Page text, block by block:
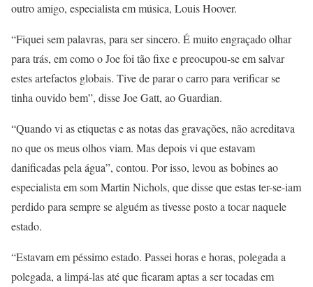
outro amigo, especialista em música, Louis Hoover.
“Fiquei sem palavras, para ser sincero. É muito engraçado olhar
para trás, em como o Joe foi tão fixe e preocupou-se em salvar
estes artefactos globais. Tive de parar o carro para verificar se
tinha ouvido bem”, disse Joe Gatt, ao Guardian.
“Quando vi as etiquetas e as notas das gravações, não acreditava
no que os meus olhos viam. Mas depois vi que estavam
danificadas pela água”, contou. Por isso, levou as bobines ao
especialista em som Martin Nichols, que disse que estas ter-se-iam
perdido para sempre se alguém as tivesse posto a tocar naquele
estado.
“Estavam em péssimo estado. Passei horas e horas, polegada a
polegada, a limpá-las até que ficaram aptas a ser tocadas em